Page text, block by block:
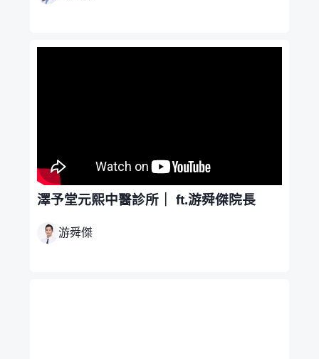
澤予堂元熙中醫診所｜ ft.游舜傑院長
游舜傑